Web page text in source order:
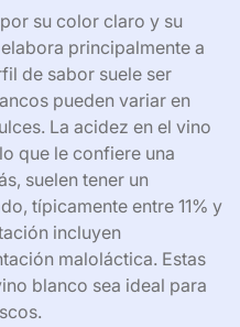
su color claro y su
principalmente a
de sabor suele ser
pueden variar en
La acidez en el vino
que le confiere una
suelen tener un
típicamente entre 11% y
incluyen
maloláctica. Estas
blanco sea ideal para